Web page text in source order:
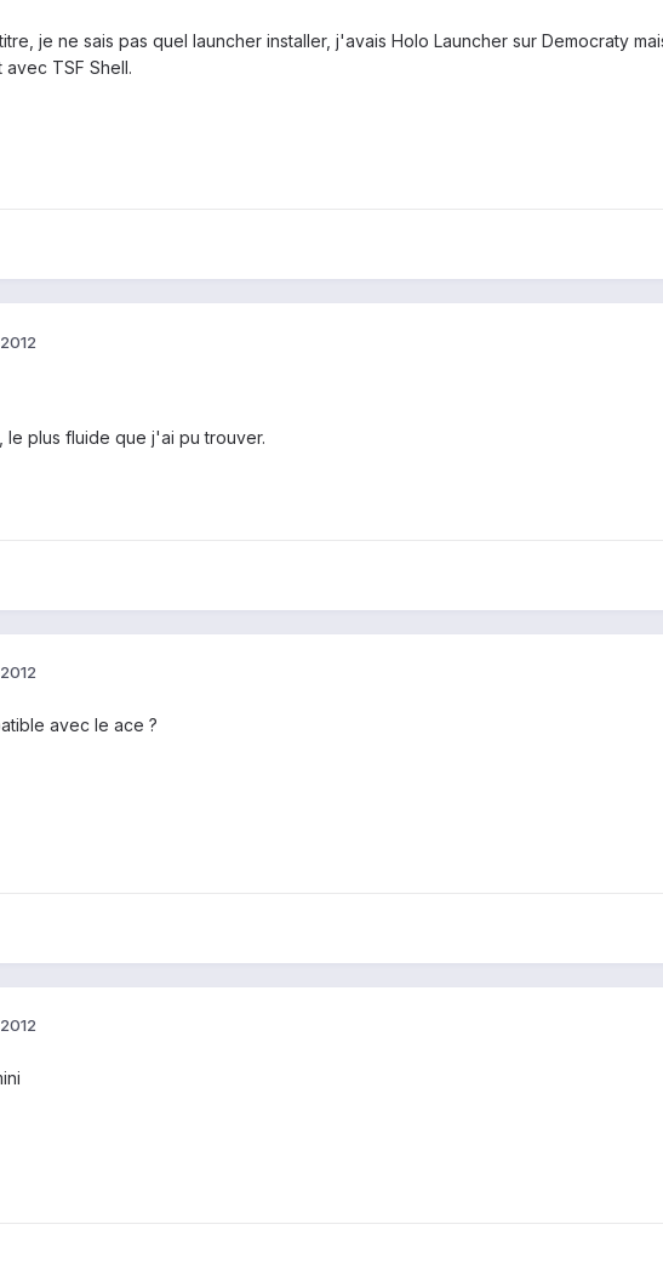
je ne sais pas quel launcher installer, j'avais Holo Launcher sur Democraty
TSF Shell.
le plus fluide que j'ai pu trouver.
avec le ace ?